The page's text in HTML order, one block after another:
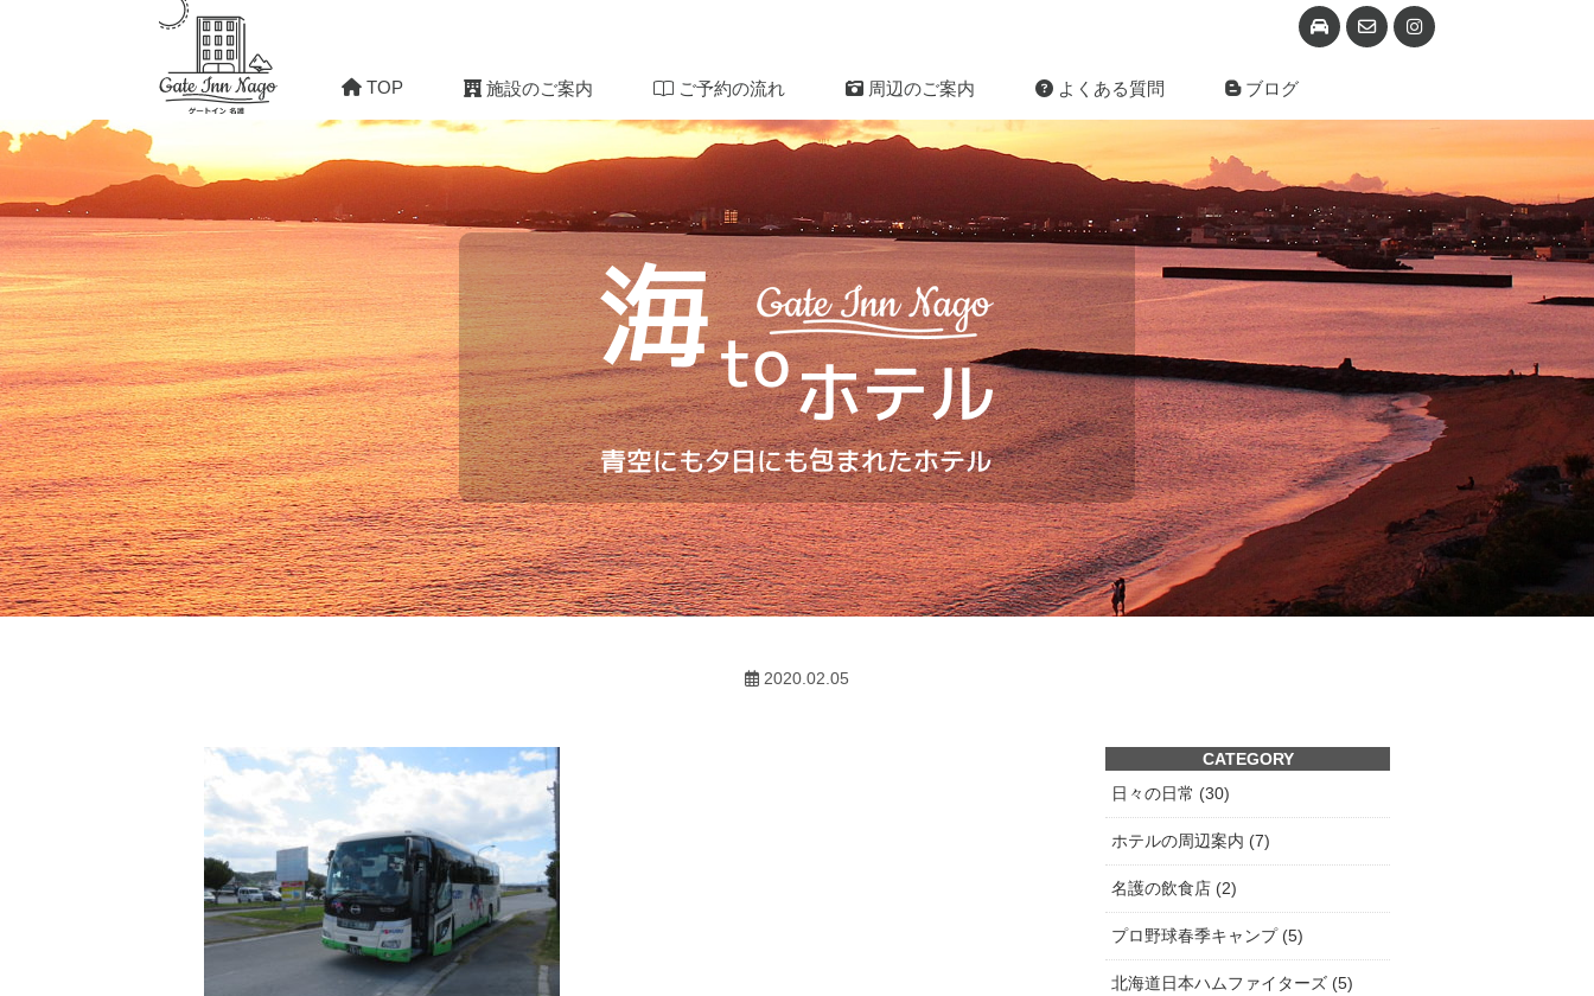
TOP 施設のご案内 ご予約の流れ 周辺のご案内 よくある質問 ブログ
2020.02.05
CATEGORY
日々の日常 (30)
ホテルの周辺案内 (7)
名護の飲食店 (2)
プロ野球春季キャンプ (5)
北海道日本ハムファイターズ (5)